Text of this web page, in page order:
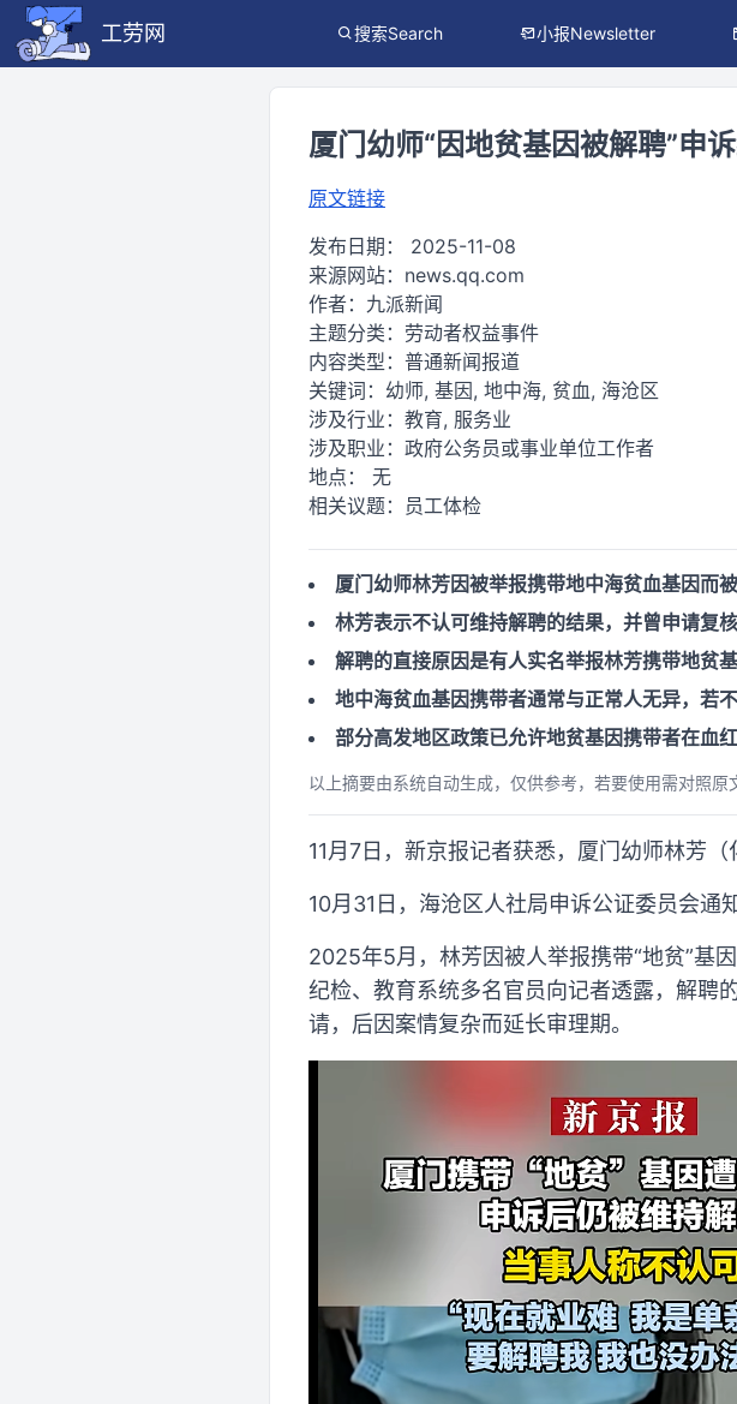
工劳网 搜索Search 小报Newsletter
厦门幼师“因地贫基因被解聘”申
原文链接
发布日期： 2025-11-08
来源网站： news.qq.com
作者： 九派新闻
主题分类： 劳动者权益事件
内容类型： 普通新闻报道
关键词： 幼师, 基因, 地中海, 贫血, 海沧区
涉及行业： 教育, 服务业
涉及职业： 政府公务员或事业单位工作者
地点： 无
相关议题： 员工体检
厦门幼师林芳因被举报携带地中海贫血基因而
林芳表示不认可维持解聘的结果，并曾申请复
解聘的直接原因是有人实名举报林芳携带地贫
地中海贫血基因携带者通常与正常人无异，若
部分高发地区政策已允许地贫基因携带者在血
以上摘要由系统自动生成，仅供参考，若要使用需对照原
11月7日，新京报记者获悉，厦门幼师林芳（
10月31日，海沧区人社局申诉公证委员会通
2025年5月，林芳因被人举报携带“地贫”基
纪检、教育系统多名官员向记者透露，解聘
请，后因案情复杂而延长审理期。